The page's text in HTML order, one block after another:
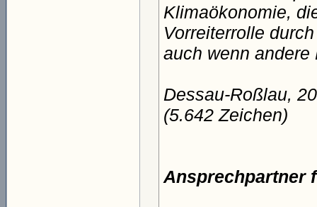
Klimaökonomie,
Vorreiterrolle
auch wenn
Dessau-Roßlau,
(5.642 Zeichen)
Ansprechpartner